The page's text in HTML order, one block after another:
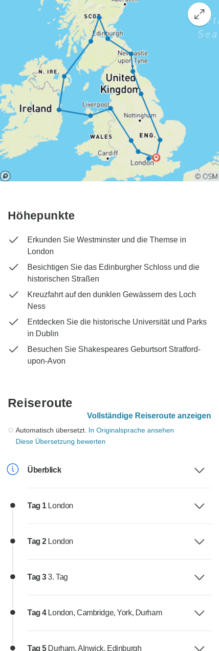
Höhepunkte
Erkunden Sie Westminster und die Themse in
London
Besichtigen Sie das Edinburgher Schloss und die
historischen Straßen
Kreuzfahrt auf den dunklen Gewässern des Loch
Ness
Entdecken Sie die historische Universität und Parks
in Dublin
Besuchen Sie Shakespeares Geburtsort Stratford-
upon-Avon
Reiseroute
Vollständige Reiseroute anzeigen
Automatisch übersetzt. In Originalsprache ansehen
Diese Übersetzung bewerten
Überblick
Tag 1 London
Tag 2 London
Tag 33. Tag
Tag 4 London, Cambridge, York, Durham
Tag 5 Durham, Alnwick, Edinburgh